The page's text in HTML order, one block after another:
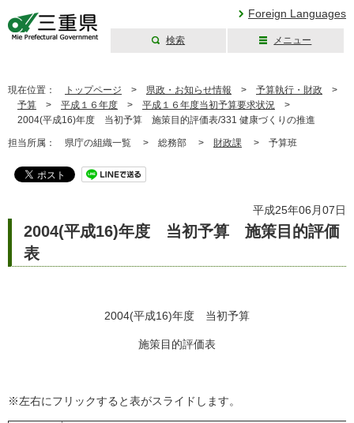
Foreign Languages
検索 メニュー
現在位置： トップページ > 県政・お知らせ情報 > 予算執行・財政 >
予算 > 平成１６年度 > 平成１６年度当初予算要求状況 >
2004(平成16)年度 当初予算 施策目的評価表/331 健康づくりの推進
担当所属： 県庁の組織一覧 > 総務部 > 財政課 > 予算班
平成25年06月07日
2004(平成16)年度 当初予算 施策目的評価
表
2004(平成16)年度 当初予算
施策目的評価表
※左右にフリックすると表がスライドします。